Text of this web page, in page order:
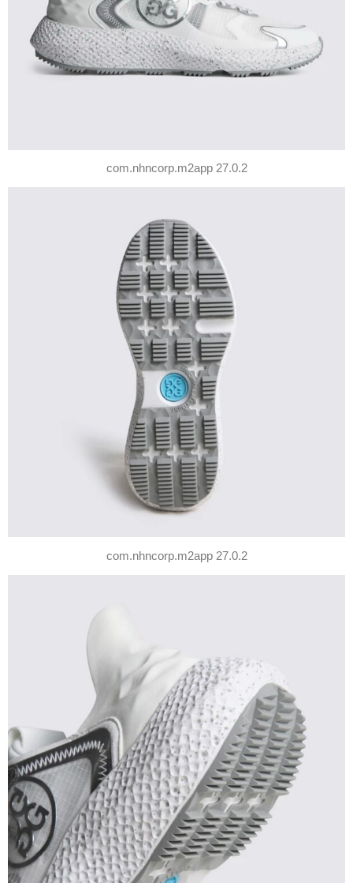
com.nhncorp.m2app 27.0.2
com.nhncorp.m2app 27.0.2